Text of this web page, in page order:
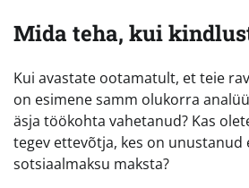
Mida teha, kui
Kui avastate ootamatult, et teie
on esimene samm olukorra
äsja töökohta vahetanud? Kas
tegev ettevõtja, kes on unustanud
sotsiaalmaksu maksta?